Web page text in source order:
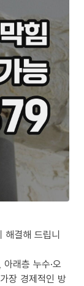
해결해 드립니
래층 누수·오
장 경제적인 방